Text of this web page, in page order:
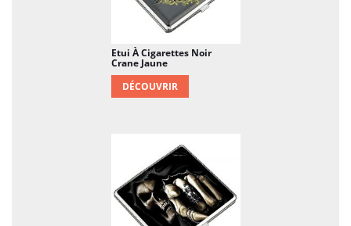
Etui À Cigarettes Noir
Crane Jaune
DÉCOUVRIR